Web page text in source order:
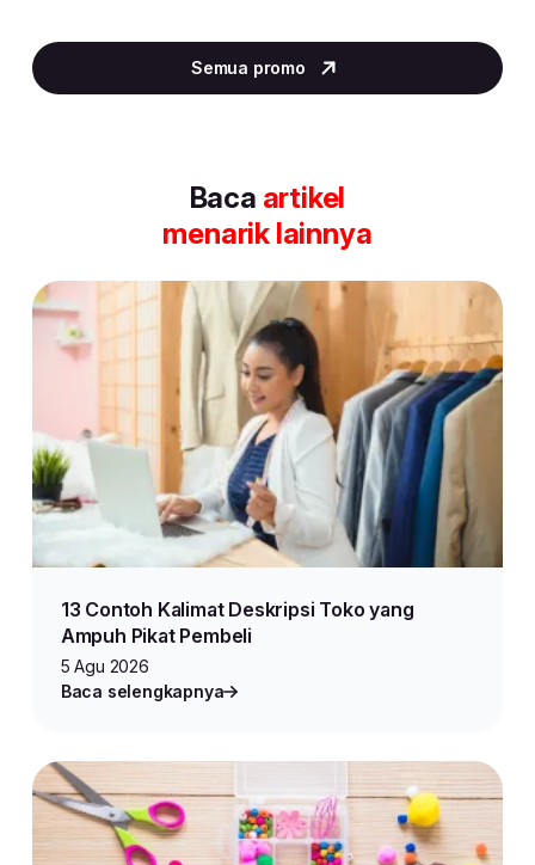
2
of
Semua promo
Baca artikel
menarik lainnya
13 Contoh Kalimat Deskripsi Toko yang
Ampuh Pikat Pembeli
5 Agu 2026
Baca selengkapnya